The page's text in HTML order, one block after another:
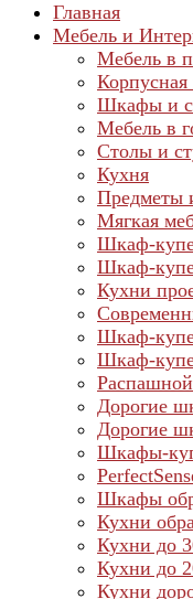
Главная
Мебель и
Мебель в
Корпусная
Шкафы и
Мебель в
Столы и
Кухня
Предметы
Мягкая
Шкаф-
Шкаф-
Кухни
Шкаф-
Шкаф-
Дорогие
Дорогие
Шкафы-
Шкафы
Кухни
Кухни до
Кухни до
Кухни